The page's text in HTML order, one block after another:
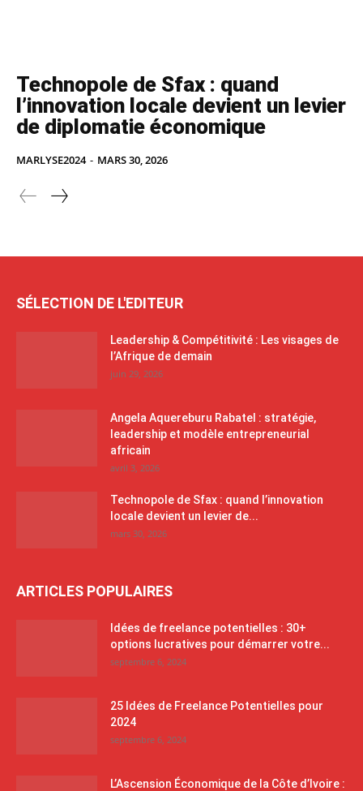
Technopole de Sfax : quand
l’innovation locale devient un levier
de diplomatie économique
MARLYSE2024 - MARS 30, 2026
SÉLECTION DE L'EDITEUR
Leadership & Compétitivité : Les visages de
l’Afrique de demain
juin 29, 2026
Angela Aquereburu Rabatel : stratégie,
leadership et modèle entrepreneurial
africain
avril 3, 2026
Technopole de Sfax : quand l’innovation
locale devient un levier de...
mars 30, 2026
ARTICLES POPULAIRES
Idées de freelance potentielles : 30+
options lucratives pour démarrer votre...
septembre 6, 2024
25 Idées de Freelance Potentielles pour
2024
septembre 6, 2024
L’Ascension Économique de la Côte d’Ivoire :